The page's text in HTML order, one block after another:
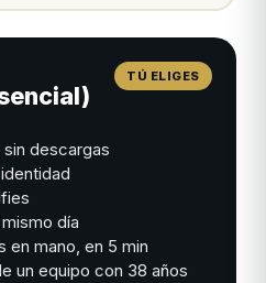
descargas
día
en mano, en 5 min
un equipo con 38 años